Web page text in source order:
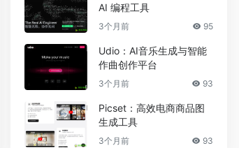
AI 编程工具
3个月前 95
Udio：AI音乐生成与智能
作曲创作平台
3个月前 93
Picset：高效电商商品图
生成工具
3个月前 93